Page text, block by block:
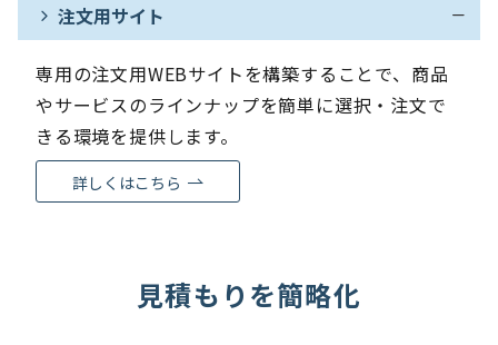
注文用サイト
専用の注文用WEBサイトを構築することで、商品
やサービスのラインナップを簡単に選択・注文で
きる環境を提供します。
詳しくはこちら
見積もりを簡略化